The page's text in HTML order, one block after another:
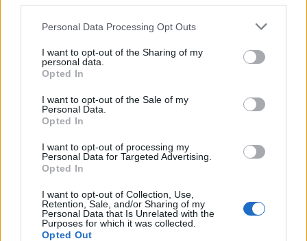
Personal Data Processing Opt Outs
I want to opt-out of the Sharing of my
personal data.
Opted In
I want to opt-out of the Sale of my
Personal Data.
Opted In
I want to opt-out of processing my
Personal Data for Targeted Advertising.
Opted In
I want to opt-out of Collection, Use,
Retention, Sale, and/or Sharing of my
Personal Data that Is Unrelated with the
Purposes for which it was collected.
Opted Out
Ακολουθήστε το Pink.gr στο
πρώτοιτα πιο hot νέα.